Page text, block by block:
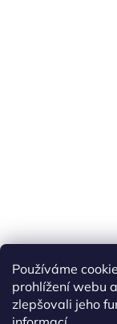
Používáme
prohlížení webu
zlepšovali jeho